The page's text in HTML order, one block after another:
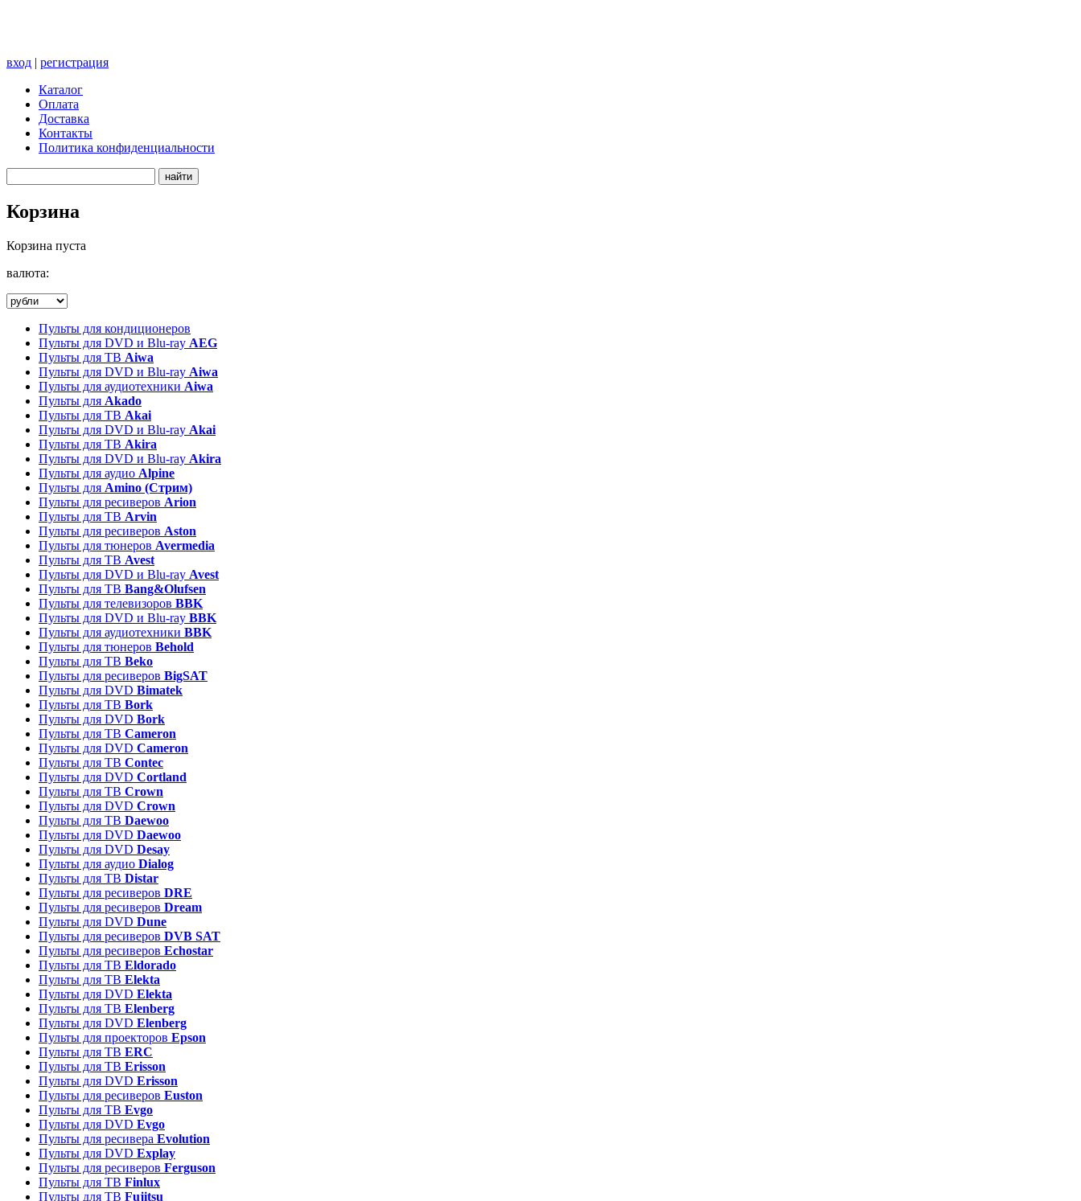
вход | регистрация
Каталог
Оплата
Доставка
Контакты
Политика конфиденциальности
Корзина
Корзина пуста
валюта:
Пульты для кондиционеров
Пульты для DVD и Blu-ray AEG
Пульты для ТВ Aiwa
Пульты для DVD и Blu-ray Aiwa
Пульты для аудиотехники Aiwa
Пульты для Akado
Пульты для ТВ Akai
Пульты для DVD и Blu-ray Akai
Пульты для ТВ Akira
Пульты для DVD и Blu-ray Akira
Пульты для аудио Alpine
Пульты для Amino (Стрим)
Пульты для ресиверов Arion
Пульты для ТВ Arvin
Пульты для ресиверов Aston
Пульты для тюнеров Avermedia
Пульты для ТВ Avest
Пульты для DVD и Blu-ray Avest
Пульты для ТВ Bang&Olufsen
Пульты для телевизоров BBK
Пульты для DVD и Blu-ray BBK
Пульты для аудиотехники BBK
Пульты для тюнеров Behold
Пульты для ТВ Beko
Пульты для ресиверов BigSAT
Пульты для DVD Bimatek
Пульты для ТВ Bork
Пульты для DVD Bork
Пульты для ТВ Cameron
Пульты для DVD Cameron
Пульты для ТВ Contec
Пульты для DVD Cortland
Пульты для ТВ Crown
Пульты для DVD Crown
Пульты для ТВ Daewoo
Пульты для DVD Daewoo
Пульты для DVD Desay
Пульты для аудио Dialog
Пульты для ТВ Distar
Пульты для ресиверов DRE
Пульты для ресиверов Dream
Пульты для DVD Dune
Пульты для ресиверов DVB SAT
Пульты для ресиверов Echostar
Пульты для ТВ Eldorado
Пульты для ТВ Elekta
Пульты для DVD Elekta
Пульты для ТВ Elenberg
Пульты для DVD Elenberg
Пульты для проекторов Epson
Пульты для ТВ ERC
Пульты для ТВ Erisson
Пульты для DVD Erisson
Пульты для ресиверов Euston
Пульты для ТВ Evgo
Пульты для DVD Evgo
Пульты для ресивера Evolution
Пульты для DVD Explay
Пульты для ресиверов Ferguson
Пульты для ТВ Finlux
Пульты для ТВ Fujitsu